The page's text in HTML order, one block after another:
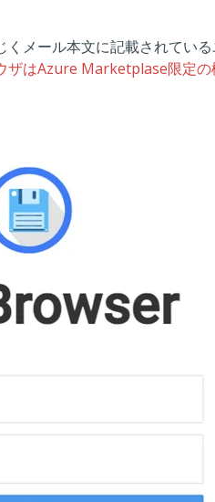
メール本文に記載されてい
はAzure Marketplase限定の